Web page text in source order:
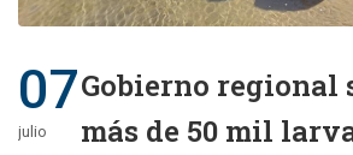
07
julio
Gobierno regional
más de 50 mil